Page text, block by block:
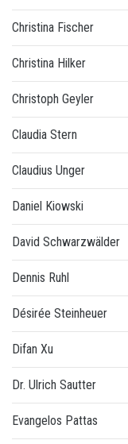
Christina Fischer
Christina Hilker
Christoph Geyler
Claudia Stern
Claudius Unger
Daniel Kiowski
David Schwarzwälder
Dennis Ruhl
Désirée Steinheuer
Difan Xu
Dr. Ulrich Sautter
Evangelos Pattas